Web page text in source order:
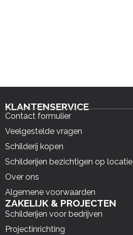
KLANTENSERVICE
Contact formulier
Veelgestelde vragen
Schilderij kopen
Schilderijen bezichtigen op locatie
Over ons
Algemene voorwaarden
ZAKELIJK & PROJECTEN
Schilderijen voor bedrijven
Projectinrichting